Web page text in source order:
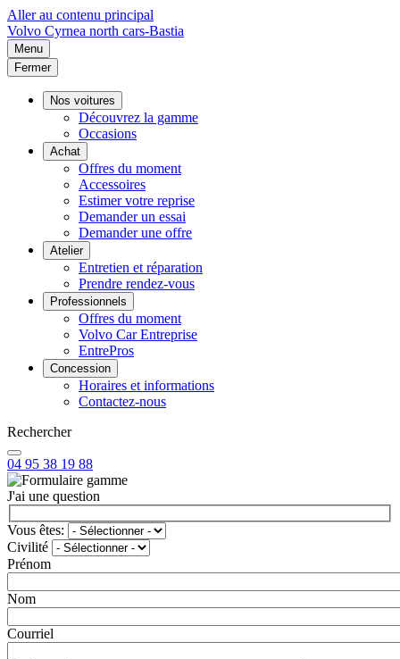
Aller au contenu principal
Volvo Cyrnea north cars-Bastia
Menu
Fermer
Nos voitures
Découvrez la gamme
Occasions
Achat
Offres du moment
Accessoires
Estimer votre reprise
Demander un essai
Demander une offre
Atelier
Entretien et réparation
Prendre rendez-vous
Professionnels
Offres du moment
Volvo Car Entreprise
EntrePros
Concession
Horaires et informations
Contactez-nous
Rechercher
04 95 38 19 88
J'ai une question
Vous êtes:
Civilité
Prénom
Nom
Courriel